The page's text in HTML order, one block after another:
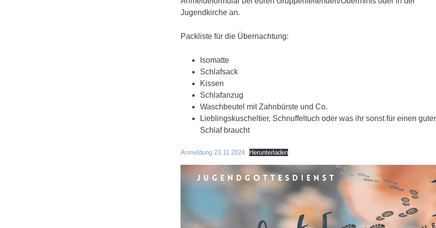
Jugendkirche an.
Packliste für die Übernachtung:
Isomatte
Schlafsack
Kissen
Schlafanzug
Waschbeutel mit Zahnbürste und Co.
Lieblingskuscheltier, Schnuffeltuch oder was ihr sonst für einen
Schlaf braucht
Anmeldung 23.11.2024 Herunterladen